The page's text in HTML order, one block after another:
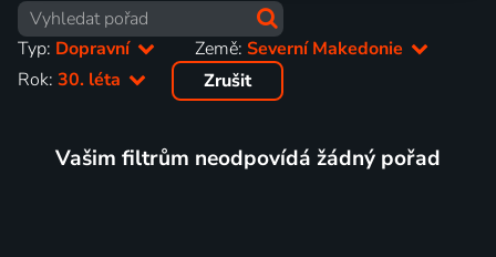
Typ: Dopravní Země:Severní Makedonie
Rok: 30. léta Zrušit
Vašim filtrům neodpovídá žádný pořad